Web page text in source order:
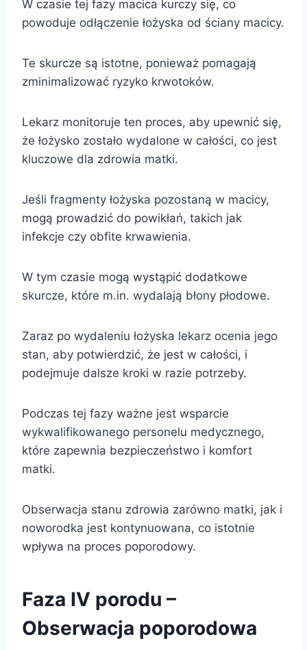
W czasie tej fazy macica kurczy się, co
powoduje odłączenie łożyska od ściany macicy.
Te skurcze są istotne, ponieważ pomagają
zminimalizować ryzyko krwotoków.
Lekarz monitoruje ten proces, aby upewnić się,
że łożysko zostało wydalone w całości, co jest
kluczowe dla zdrowia matki.
Jeśli fragmenty łożyska pozostaną w macicy,
mogą prowadzić do powikłań, takich jak
infekcje czy obfite krwawienia.
W tym czasie mogą wystąpić dodatkowe
skurcze, które m.in. wydalają błony płodowe.
Zaraz po wydaleniu łożyska lekarz ocenia jego
stan, aby potwierdzić, że jest w całości, i
podejmuje dalsze kroki w razie potrzeby.
Podczas tej fazy ważne jest wsparcie
wykwalifikowanego personelu medycznego,
które zapewnia bezpieczeństwo i komfort
matki.
Obserwacja stanu zdrowia zarówno matki, jak i
noworodka jest kontynuowana, co istotnie
wpływa na proces poporodowy.
Faza IV porodu –
Obserwacja poporodowa